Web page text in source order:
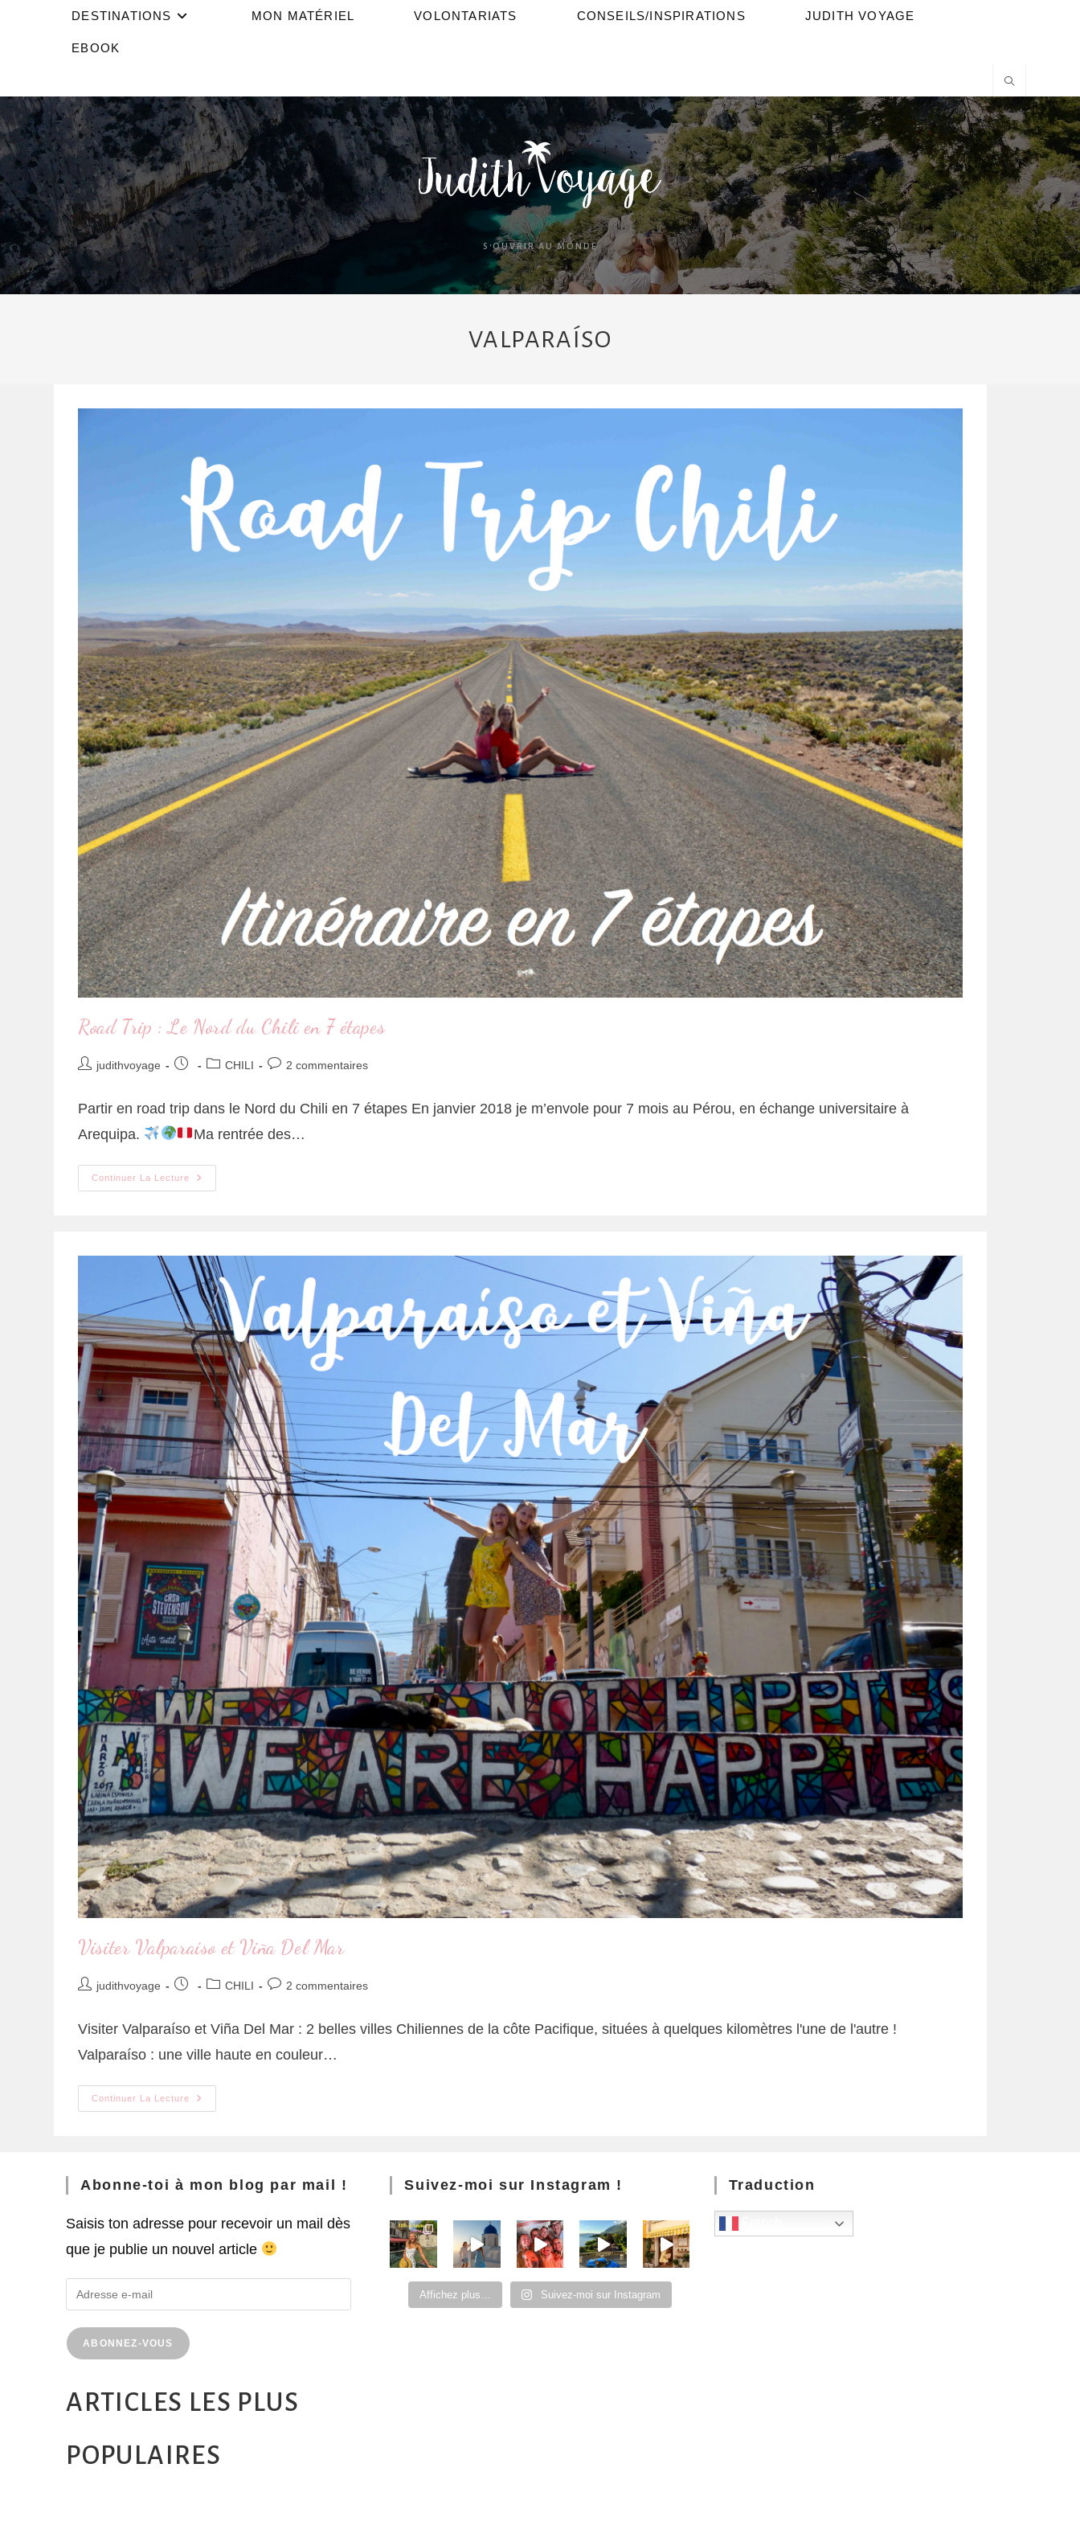
DESTINATIONS MON MATÉRIEL VOLONTARIATS CONSEILS/INSPIRATIONS JUDITH VOYAGE
EBOOK
S'OUVRIR AU MONDE
VALPARAÍSO
Road Trip : Le Nord du Chili en 7 étapes
judithvoyage CHILI 2 commentaires
Partir en road trip dans le Nord du Chili en 7 étapes En janvier 2018 je m’envole pour 7 mois au Pérou, en échange universitaire à
Arequipa.
Ma rentrée des…
Continuer La Lecture
Visiter Valparaíso et Viña Del Mar
judithvoyage CHILI 2 commentaires
Visiter Valparaíso et Viña Del Mar : 2 belles villes Chiliennes de la côte Pacifique, situées à quelques kilomètres l'une de l'autre !
Valparaíso : une ville haute en couleur…
Continuer La Lecture
Abonne-toi à mon blog par mail !
Saisis ton adresse pour recevoir un mail dès
que je publie un nouvel article
ABONNEZ-VOUS
ARTICLES LES PLUS
POPULAIRES
Suivez-moi sur Instagram !
Affichez plus… Suivez-moi sur Instagram
Traduction